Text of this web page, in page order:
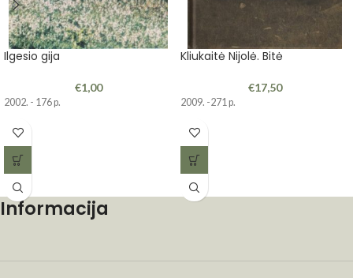
Ilgesio gija
€1,00
2002. - 176 p.
Kliukaitė Nijolė. Bitė
€17,50
2009. -271 p.
Informacija